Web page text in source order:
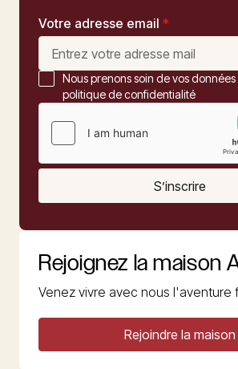
Votre adresse email *
Nous prenons soin de vos
politique de confidentialité
S’inscrire
Rejoignez la maison
Venez vivre avec nous l'aventure
Rejoindre la maison